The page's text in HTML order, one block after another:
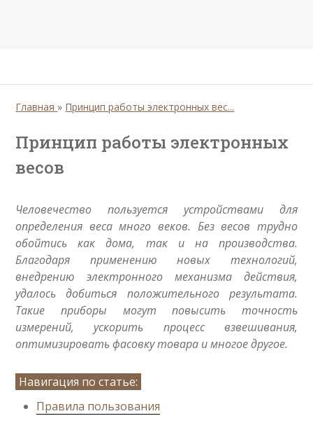
Главная » Принцип работы электронных вес...
Принцип работы электронных
весов
Человечество пользуется устройствами для
определения веса много веков. Без весов трудно
обойтись как дома, так и на производства.
Благодаря применению новых технологий,
внедрению электронного механизма действия,
удалось добиться положительного результата.
Такие приборы могут повысить точность
измерений, ускорить процесс взвешивания,
оптимизировать фасовку товара и многое другое.
Правила пользования